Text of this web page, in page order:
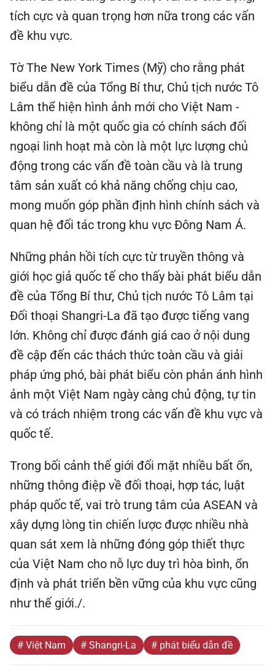
Tờ The New York Times (Mỹ) cho rằng phát
biểu dẫn đề của Tổng Bí thư, Chủ tịch nước Tô
không chỉ là một quốc gia có chính sách đối
ngoại linh hoạt mà còn là một lực lượng chủ
động trong các vấn đề toàn cầu và là trung
tâm sản xuất có khả năng chống chịu cao,
mong muốn góp phần định hình chính sách và
quan hệ đối tác trong khu vực Đông Nam Á.
Những phản hồi tích cực từ truyền thông và
giới học giả quốc tế cho thấy bài phát biểu dẫn
Đối thoại Shangri-La đã tạo được tiếng vang
lớn. Không chỉ được đánh giá cao ở nội dung
đề cập đến các thách thức toàn cầu và giải
pháp ứng phó, bài phát biểu còn phản ánh hình
ảnh một Việt Nam ngày càng chủ động, tự tin
và có trách nhiệm trong các vấn đề khu vực và
quốc tế.
Trong bối cảnh thế giới đối mặt nhiều bất ổn,
những thông điệp về đối thoại, hợp tác, luật
xây dựng lòng tin chiến lược được nhiều nhà
quan sát xem là những đóng góp thiết thực
của Việt Nam cho nỗ lực duy trì hòa bình, ổn
định và phát triển bền vững của khu vực cũng
như thế giới./.
# Việt Nam # phát biểu dẫn đề